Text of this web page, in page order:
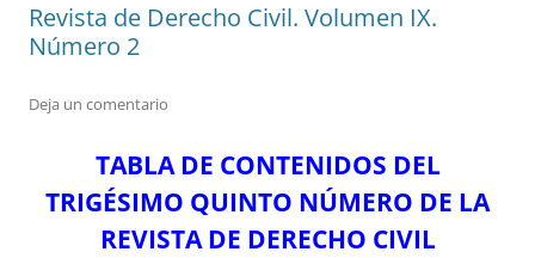
Revista de Derecho Civil. Volumen IX.
Número 2
Deja un comentario
TABLA DE CONTENIDOS DEL
TRIGÉSIMO QUINTO NÚMERO DE LA
REVISTA DE DERECHO CIVIL